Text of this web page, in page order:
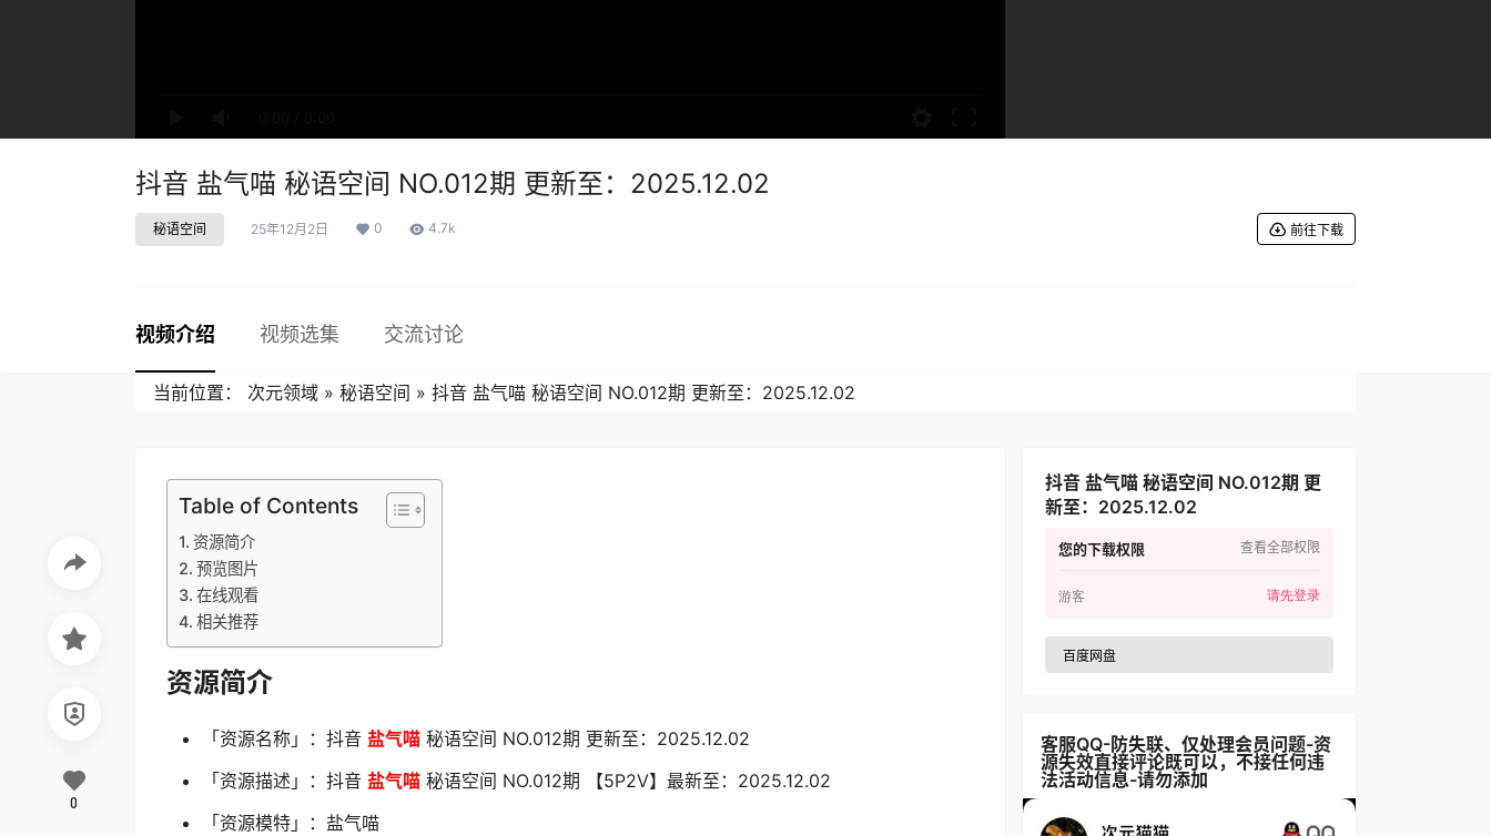
抖音 盐气喵 秘语空间 NO.012期 更新至：2025.12.02
秘语空间 25年12月2日 0 4.7k 前往下载
视频介绍 视频选集 交流讨论
当前位置： 次元领域 » 秘语空间 » 抖音 盐气喵 秘语空间 NO.012期 更新至：2025.12.02
Table of Contents
资源简介
预览图片
在线观看
相关推荐
资源简介
「资源名称」：抖音 盐气喵 秘语空间 NO.012期 更新至：2025.12.02
「资源描述」：抖音 盐气喵 秘语空间 NO.012期 【5P2V】最新至：2025.12.02
「资源模特」：盐气喵
0
抖音 盐气喵 秘语空间 NO.012期 更
新至：2025.12.02
您的下载权限 查看全部权限
游客 请先登录
百度网盘
客服QQ-防失联、仅处理会员问题-资
源失效直接评论既可以，不接任何违
法活动信息-请勿添加